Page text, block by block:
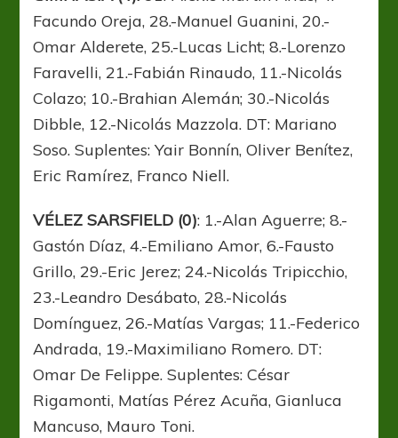
Facundo Oreja, 28.-Manuel Guanini, 20.-
Omar Alderete, 25.-Lucas Licht; 8.-Lorenzo
Faravelli, 21.-Fabián Rinaudo, 11.-Nicolás
Colazo; 10.-Brahian Alemán; 30.-Nicolás
Dibble, 12.-Nicolás Mazzola. DT: Mariano
Soso. Suplentes: Yair Bonnín, Oliver Benítez,
Eric Ramírez, Franco Niell.
VÉLEZ SARSFIELD (0): 1.-Alan Aguerre; 8.-
Gastón Díaz, 4.-Emiliano Amor, 6.-Fausto
Grillo, 29.-Eric Jerez; 24.-Nicolás Tripicchio,
23.-Leandro Desábato, 28.-Nicolás
Domínguez, 26.-Matías Vargas; 11.-Federico
Andrada, 19.-Maximiliano Romero. DT:
Omar De Felippe. Suplentes: César
Rigamonti, Matías Pérez Acuña, Gianluca
Mancuso, Mauro Toni.